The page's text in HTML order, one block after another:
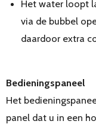
Het water loopt
via de bubbel
daardoor extra
Bedieningspaneel
Het
panel dat u in een